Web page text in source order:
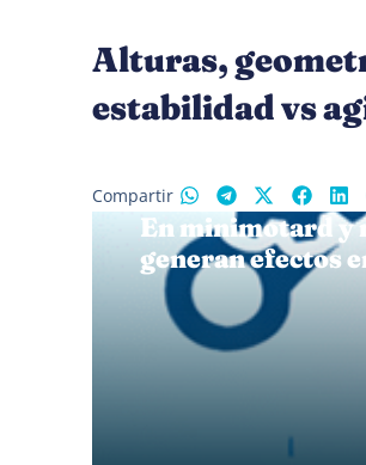
Alturas,
estabilidad vs
Compartir
En minimotard y
generan efectos